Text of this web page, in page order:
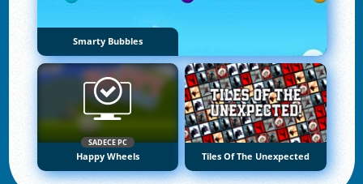
Smarty Bubbles
SADECE PC
Happy Wheels Tiles Of The Unexpected